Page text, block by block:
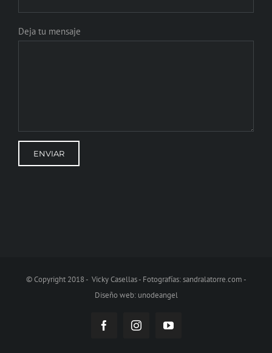
Deja tu mensaje
© Copyright 2018 - Vicky Casellas - Fotografías:sandralatorre.com-
Diseño web: unodeangel
FacebookInstagramYouTube